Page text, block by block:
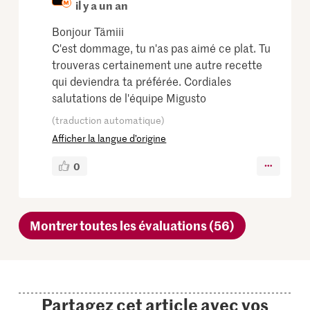
il y a un an
Bonjour Tämiii
C'est dommage, tu n'as pas aimé ce plat. Tu
trouveras certainement une autre recette
qui deviendra ta préférée. Cordiales
salutations de l'équipe Migusto
(traduction automatique)
Afficher la langue d’origine
0
Montrer toutes les évaluations (56)
Partagez cet article avec vos